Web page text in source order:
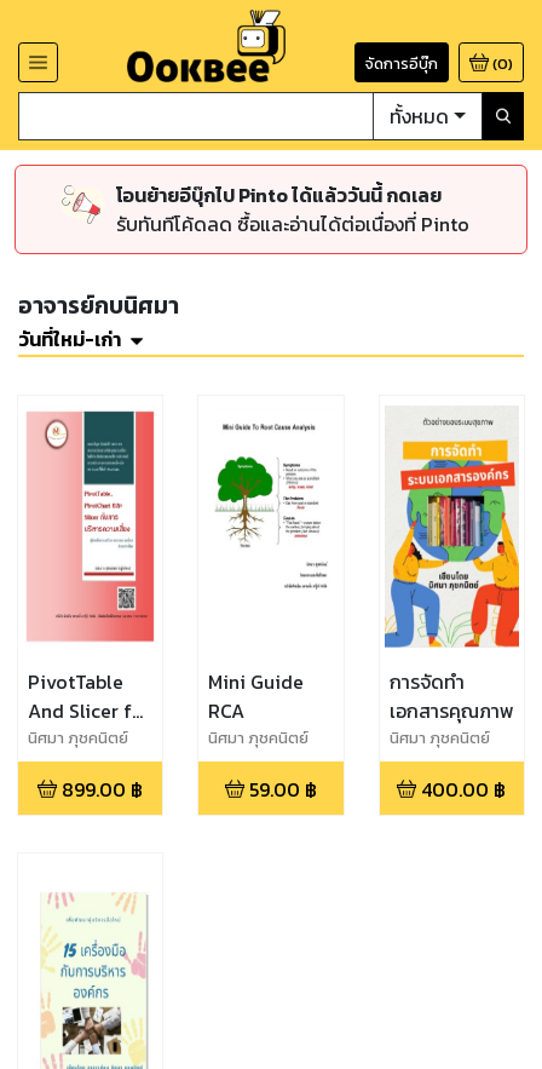
จัดการอีบุ๊ก (0)
ทั้งหมด
โอนย้ายอีบุ๊กไป Pinto ได้แล้ววันนี้ กดเลย
รับทันทีโค้ดลด ซื้อและอ่านได้ต่อเนื่องที่ Pinto
อาจารย์กบนิศมา
วันที่ใหม่-เก่า
PivotTable
And Slicer for
Risk
Management
นิศมา ภุชคนิตย์
899.00 ฿
Mini Guide
RCA
นิศมา ภุชคนิตย์
59.00 ฿
การจัดทำ
เอกสารคุณภาพ
นิศมา ภุชคนิตย์
400.00 ฿